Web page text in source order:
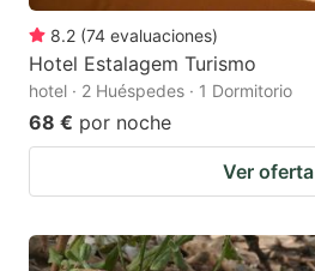
8.2 (74 evaluaciones)
Hotel Estalagem Turismo
hotel · 2 Huéspedes · 1 Dormitorio
68 € por noche
Ver oferta